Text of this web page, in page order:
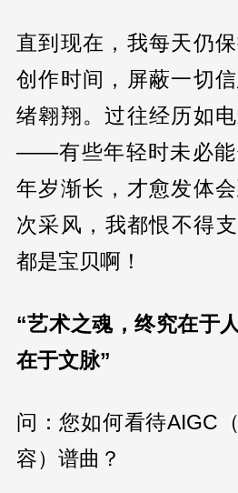
直到现在，我每天仍
创作时间，屏蔽一切
绪翱翔。过往经历如
——有些年轻时未必能
年岁渐长，才愈发体
次采风，我都恨不得
都是宝贝啊！
“艺术之魂，终究在于
在于文脉”
问：您如何看待AIGC
容）谱曲？